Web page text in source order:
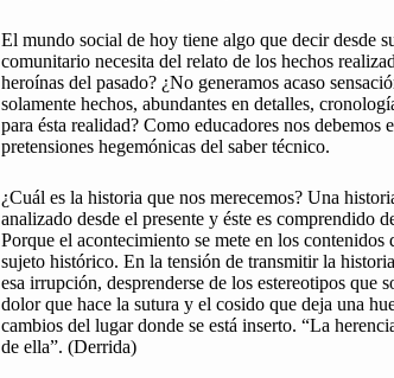
El mundo social de hoy tiene algo que decir desde
comunitario necesita del relato de los hechos
heroínas del pasado? ¿No generamos acaso
solamente hechos, abundantes en detalles,
para ésta realidad? Como educadores nos
pretensiones hegemónicas del saber técnico.
¿Cuál es la historia que nos merecemos? Una
analizado desde el presente y éste es comprendido
Porque el acontecimiento se mete en los
sujeto histórico. En la tensión de transmitir la
esa irrupción, desprenderse de los estereotipos que
dolor que hace la sutura y el cosido que deja una
cambios del lugar donde se está inserto. “La
de ella”. (Derrida)